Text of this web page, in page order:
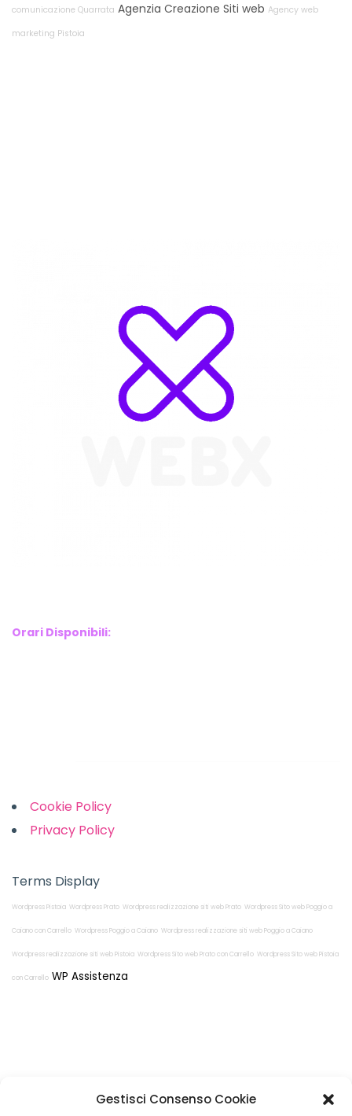
Gestisci Consenso Cookie
comunicazione Quarrata Agenzia Creazione Siti web Agency web
marketing Pistoia
Orari Disponibili:
Cookie Policy
Privacy Policy
Terms Display
Wordpress Pistoia Wordpress Prato Wordpress realizzazione siti web Prato Wordpress Sito web Poggio a
Caiano con Carrello Wordpress Poggio a Caiano Wordpress realizzazione siti web Poggio a Caiano
Wordpress realizzazione siti web Pistoia Wordpress Sito web Prato con Carrello Wordpress Sito web Pistoia
con Carrello WP Assistenza
Restiamo in